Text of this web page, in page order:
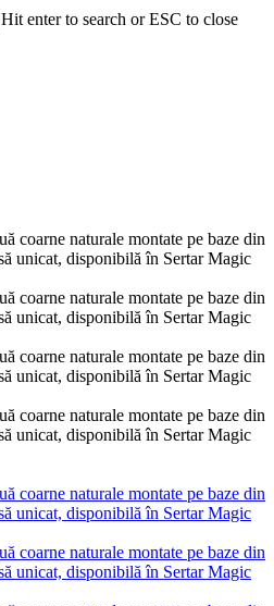
Hit enter to search or ESC to close